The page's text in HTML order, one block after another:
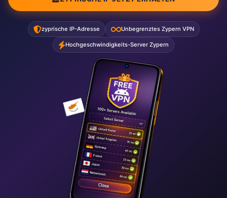
zyprische IP-Adresse Unbegrenztes Zypern VPN
Hochgeschwindigkeits-Server Zypern